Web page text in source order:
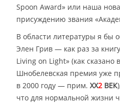
Spoon Award» или наша
присуждению звания
В области литературы я бы
Элен Грив — как раз за
Living on Light» (как сказано
Шнобелевская премия уже
в 2000 году — прим. XX2 ВЕК
что для нормальной жизни